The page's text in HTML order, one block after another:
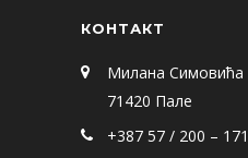
КОНТАКТ
Милана Симовића
71420 Пале
+387 57 / 200 – 171